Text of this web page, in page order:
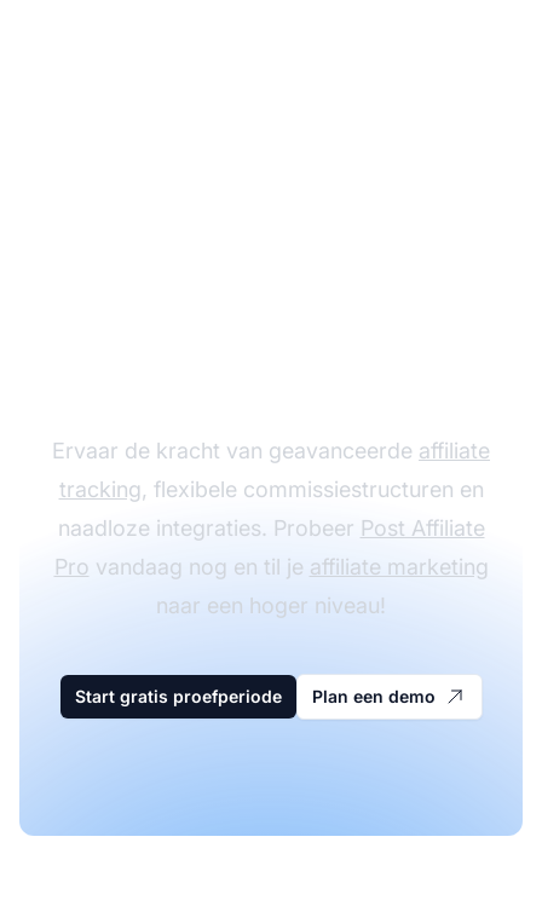
Ervaar de kracht van geavanceerde affiliate
tracking, flexibele commissiestructuren en
naadloze integraties. Probeer Post Affiliate
Pro vandaag nog en til je affiliate marketing
naar een hoger niveau!
Start gratis proefperiode Plan een demo